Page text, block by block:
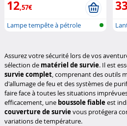
12,57€
Lampe tempête à pétrole
Assurez votre sécurité lors de vos
sélection de matériel de survie. Il est
survie complet , comprenant des outils
d'allumage de feu et des systèmes de
faire face à toutes les situations
efficacement, une boussole fiable est
couverture de survie vous protégera
variations de température.